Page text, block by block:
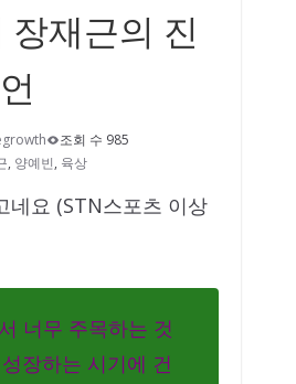
장재근의 진
조회 수 985
, 양예빈, 육상
네요 (STN스포츠 이상
너무 주목하는 것
장하는 시기에 건